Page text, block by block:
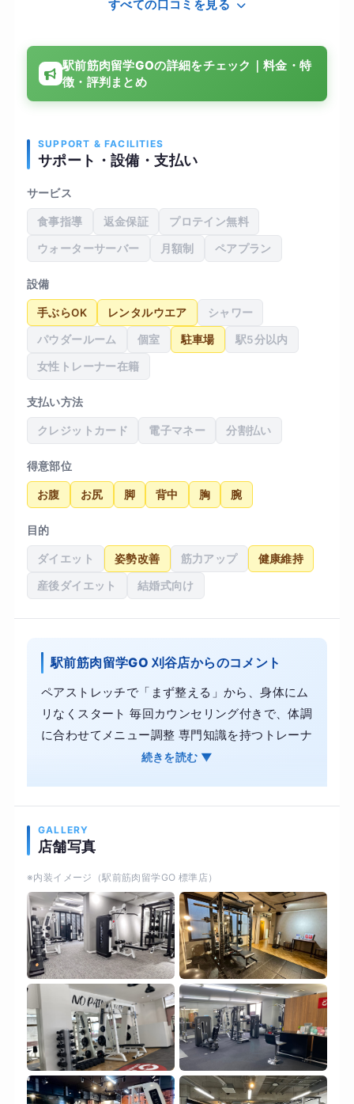
すべての口コミを見る
駅前筋肉留学GOの詳細をチェック｜料金・特
徴・評判まとめ
SUPPORT & FACILITIES
サポート・設備・支払い
サービス
食事指導 返金保証 プロテイン無料
ウォーターサーバー 月額制 ペアプラン
設備
手ぶらOK レンタルウエア シャワー
パウダールーム 個室 駐車場 駅5分以内
女性トレーナー在籍
支払い方法
クレジットカード 電子マネー 分割払い
得意部位
お腹 お尻 脚 背中 胸 腕
目的
ダイエット 姿勢改善 筋力アップ 健康維持
産後ダイエット 結婚式向け
駅前筋肉留学GO 刈谷店からのコメント
ペアストレッチで「まず整える」から、身体にム
リなくスタート 毎回カウンセリング付きで、体調
に合わせてメニュー調整 専門知識を持つトレーナ
ーがマンツーマンでサポート ストレッチ（整え
続きを読む ▼
GALLERY
店舗写真
※内装イメージ（駅前筋肉留学GO 標準店）